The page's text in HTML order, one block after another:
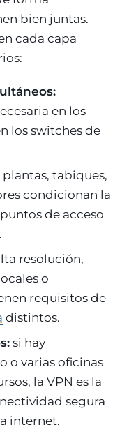
bien juntas.
cada capa
en los
los switches de
plantas, tabiques,
condicionan la
de acceso
resolución,
o
requisitos de
distintos.
si hay
o varias oficinas
la VPN es la
segura
internet.